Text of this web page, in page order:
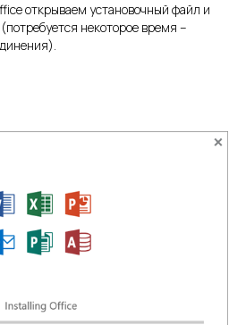
открываем установочный файл и
некоторое время –